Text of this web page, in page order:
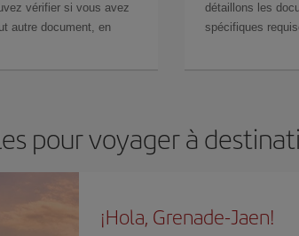
vérifier si vous avez
autre document, en
détaillons les
spécifiques
pour voyager à
¡Hola, Grenade-Jaen!